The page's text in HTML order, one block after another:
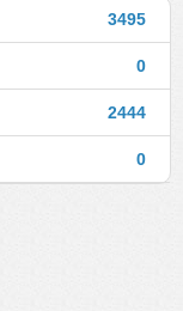
3495
0
2444
0